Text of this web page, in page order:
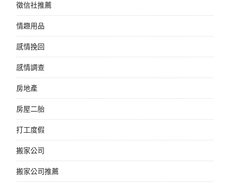
徵信社推薦
情趣用品
感情挽回
感情調查
房地產
房屋二胎
打工度假
搬家公司
搬家公司推薦